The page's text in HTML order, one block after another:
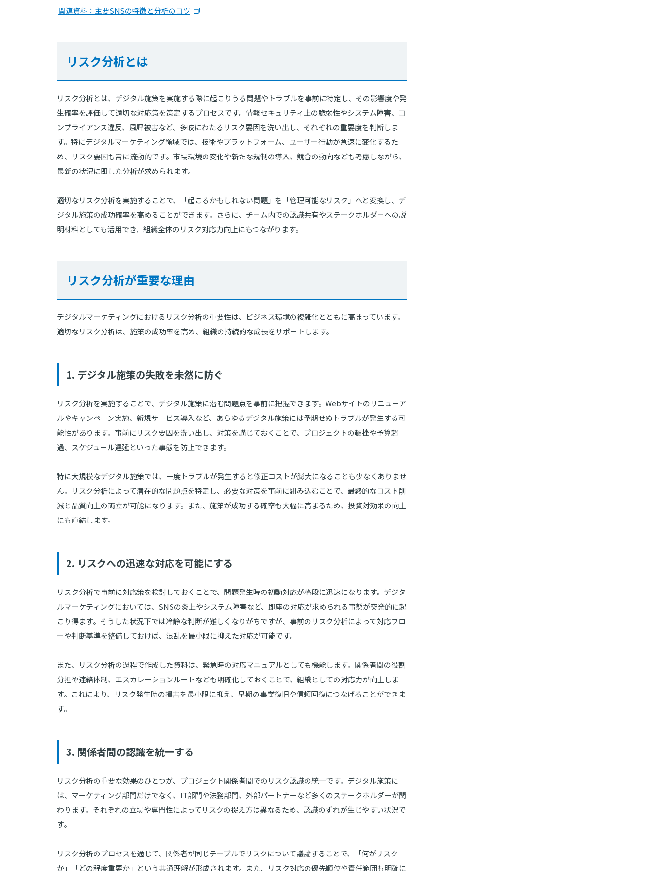
関連資料：主要SNSの特徴と分析のコツ
リスク分析とは
リスク分析とは、デジタル施策を実施する際に起こりうる問題やトラブルを事前に特定し、その影響度や発
生確率を評価して適切な対応策を策定するプロセスです。情報セキュリティ上の脆弱性やシステム障害、コ
ンプライアンス違反、風評被害など、多岐にわたるリスク要因を洗い出し、それぞれの重要度を判断しま
す。特にデジタルマーケティング領域では、技術やプラットフォーム、ユーザー行動が急速に変化するた
め、リスク要因も常に流動的です。市場環境の変化や新たな規制の導入、競合の動向なども考慮しながら、
最新の状況に即した分析が求められます。
適切なリスク分析を実施することで、「起こるかもしれない問題」を「管理可能なリスク」へと変換し、デ
ジタル施策の成功確率を高めることができます。さらに、チーム内での認識共有やステークホルダーへの説
明材料としても活用でき、組織全体のリスク対応力向上にもつながります。
リスク分析が重要な理由
デジタルマーケティングにおけるリスク分析の重要性は、ビジネス環境の複雑化とともに高まっています。
適切なリスク分析は、施策の成功率を高め、組織の持続的な成長をサポートします。
1. デジタル施策の失敗を未然に防ぐ
リスク分析を実施することで、デジタル施策に潜む問題点を事前に把握できます。Webサイトのリニューア
ルやキャンペーン実施、新規サービス導入など、あらゆるデジタル施策には予期せぬトラブルが発生する可
能性があります。事前にリスク要因を洗い出し、対策を講じておくことで、プロジェクトの頓挫や予算超
過、スケジュール遅延といった事態を防止できます。
特に大規模なデジタル施策では、一度トラブルが発生すると修正コストが膨大になることも少なくありませ
ん。リスク分析によって潜在的な問題点を特定し、必要な対策を事前に組み込むことで、最終的なコスト削
減と品質向上の両立が可能になります。また、施策が成功する確率も大幅に高まるため、投資対効果の向上
にも直結します。
2. リスクへの迅速な対応を可能にする
リスク分析で事前に対応策を検討しておくことで、問題発生時の初動対応が格段に迅速になります。デジタ
ルマーケティングにおいては、SNSの炎上やシステム障害など、即座の対応が求められる事態が突発的に起
こり得ます。そうした状況下では冷静な判断が難しくなりがちですが、事前のリスク分析によって対応フロ
ーや判断基準を整備しておけば、混乱を最小限に抑えた対応が可能です。
また、リスク分析の過程で作成した資料は、緊急時の対応マニュアルとしても機能します。関係者間の役割
分担や連絡体制、エスカレーションルートなども明確化しておくことで、組織としての対応力が向上しま
す。これにより、リスク発生時の損害を最小限に抑え、早期の事業復旧や信頼回復につなげることができま
す。
3. 関係者間の認識を統一する
リスク分析の重要な効果のひとつが、プロジェクト関係者間でのリスク認識の統一です。デジタル施策に
は、マーケティング部門だけでなく、IT部門や法務部門、外部パートナーなど多くのステークホルダーが関
わります。それぞれの立場や専門性によってリスクの捉え方は異なるため、認識のずれが生じやすい状況で
す。
リスク分析のプロセスを通じて、関係者が同じテーブルでリスクについて議論することで、「何がリスク
か」「どの程度重要か」という共通理解が形成されます。また、リスク対応の優先順位や責任範囲も明確に